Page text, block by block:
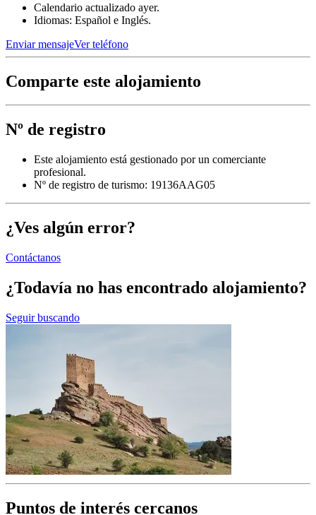
Calendario actualizado ayer.
Idiomas: Español e Inglés.
Enviar mensajeVer teléfono
Comparte este alojamiento
Nº de registro
Este alojamiento está gestionado por un comerciante
profesional.
Nº de registro de turismo: 19136AAG05
¿Ves algún error?
Contáctanos
¿Todavía no has encontrado alojamiento?
Seguir buscando
Puntos de interés cercanos